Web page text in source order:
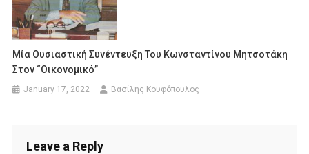
Μία Ουσιαστική Συνέντευξη Του Κωνσταντίνου Μητσοτάκη
Στον “Οικονομικό”
January 17, 2022 Βασίλης Κουφόπουλος
Leave a Reply